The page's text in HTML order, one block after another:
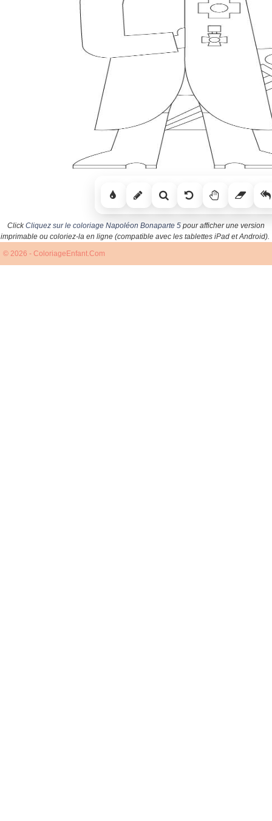
ClickCliquez sur le coloriage Napoléon Bonaparte 5 pour afficher une version
imprimable ou coloriez-la en ligne (compatible avec les tablettes iPad et Android).
© 2026 - ColoriageEnfant.Com